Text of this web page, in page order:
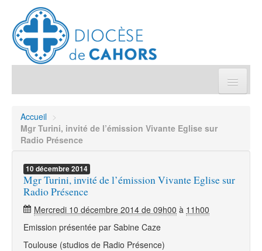
Démarches et sacrements
Sanctuaires & Pélerinages
Je donne
Accueil >
Mgr Turini, invité de l’émission Vivante Eglise sur
Radio Présence
10 décembre2014
Mgr Turini, invité de l’émission Vivante Eglise sur
Radio Présence
Mercredi 10 décembre 2014 de 09h00 à 11h00
Emission présentée par Sabine Caze
Toulouse (studios de Radio Présence)